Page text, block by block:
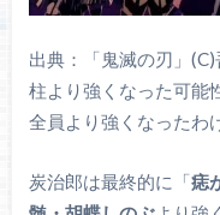
出典：「鬼滅の刃」
柱より強くなった可能
全員より強くなったわ
炭治郎は最終的に「痣